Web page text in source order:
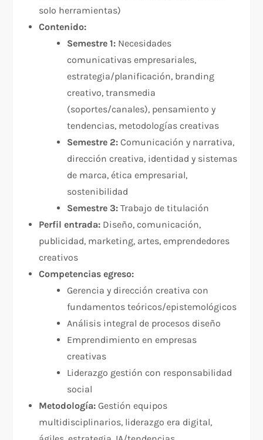
solo herramientas)
Contenido:
Semestre 1: Necesidades
comunicativas empresariales,
estrategia/planificación, branding
creativo, transmedia
(soportes/canales), pensamiento y
tendencias, metodologías creativas
Semestre 2: Comunicación y narrativa,
dirección creativa, identidad y sistemas
de marca, ética empresarial,
sostenibilidad
Semestre 3: Trabajo de titulación
Perfil entrada: Diseño, comunicación,
publicidad, marketing, artes, emprendedores
creativos
Competencias egreso:
Gerencia y dirección creativa con
fundamentos teóricos/epistemológicos
Análisis integral de procesos diseño
Emprendimiento en empresas
creativas
Liderazgo gestión con responsabilidad
social
Metodología: Gestión equipos
multidisciplinarios, liderazgo era digital,